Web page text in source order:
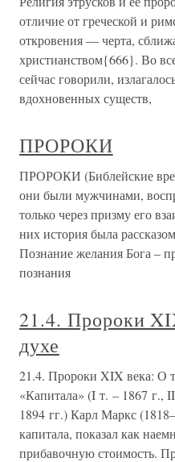
отличие от греческой и
откровения — черта,
христианством{666}. Во
сейчас говорили,
вдохновенных существ,
ПРОРОКИ
ПРОРОКИ (Библейские
они были мужчинами,
только через призму его
них история была
Познание желания Бога –
познания
21.4. Пророки
духе
21.4. Пророки XIX века: О
«Капитала» (I т. – 1867 г.,
1894 гг.) Карл Маркс
капитала, показал как
прибавочную стоимость.